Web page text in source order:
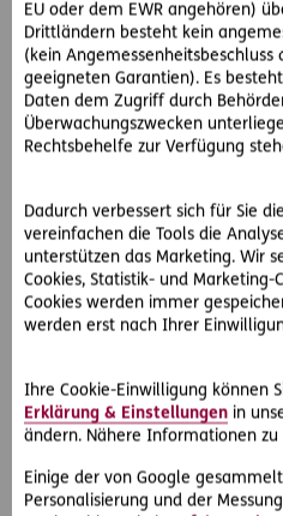
EU oder dem EWR angehören)
Drittländern besteht kein
(kein Angemessenheitsbeschluss
geeigneten Garantien). Es
Daten dem Zugriff durch
Überwachungszwecken
Rechtsbehelfe zur Verfügung
Dadurch verbessert sich für Sie
vereinfachen die Tools die
unterstützen das Marketing. Wir
Cookies, Statistik- und Marketing-
Cookies werden immer
werden erst nach Ihrer
Ihre Cookie-Einwilligung können
Erklärung & Einstellungen in
ändern. Nähere Informationen zu
Einige der von Google
Personalisierung und der
Vorname*
E-Mail Adresse*
Ich melde mich hiermit
Salzburg am 16.9. 2026 an.*